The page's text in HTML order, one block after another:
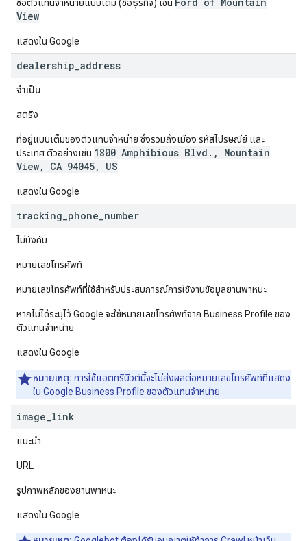
ชื่อตัวแทนจําหน่ายแบบเต็ม (ชื่อธุรกิจ) เช่น
View
แสดงใน Google
dealership address
จำเป็น
สตริง
ที่อยู่แบบเต็มของตัวแทนจําหน่าย ซึ่งรวมถึงเมือง รหัสไปรษณีย์ และ
ประเทศ ตัวอย่างเช่น 1800 Amphibious Blvd., Mountain
View, CA 94045, US
แสดงใน Google
tracking phone number
ไม่บังคับ
หมายเลขโทรศัพท์
หมายเลขโทรศัพท์ที่ใช้สำหรับประสบการณ์การใช้งานข้อมูลยานพาหนะ
หากไม่ได้ระบุไว้ Google จะใช้หมายเลขโทรศัพท์จาก Business Profile ของ
ตัวแทนจำหน่าย
แสดงใน Google
หมายเหตุ: การใช้แอตทริบิวต์นี้จะไม่ส่งผลต่อหมายเลขโทรศัพท์ที่แสดง
ใน Google Business Profile ของตัวแทนจำหน่าย
image link
แนะนำ
URL
รูปภาพหลักของยานพาหนะ
แสดงใน Google